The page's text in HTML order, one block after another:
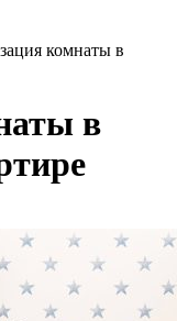
комнаты в
в